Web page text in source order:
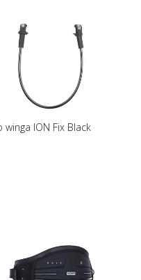
ION Fix Black